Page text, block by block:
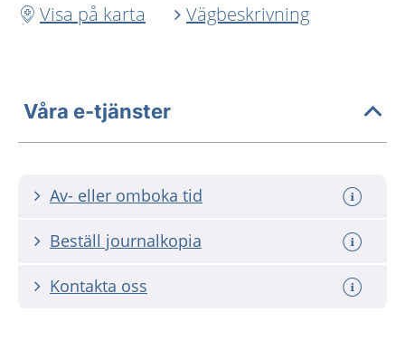
Visa på karta
Vägbeskrivning
Våra e-tjänster
Av- eller omboka tid
Beställ journalkopia
Kontakta oss